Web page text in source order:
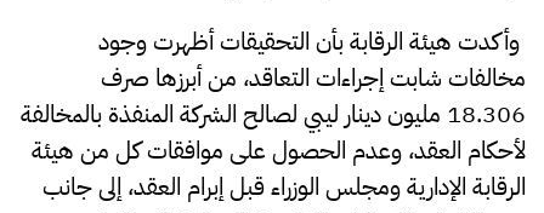
وأكدت هيئة الرقابة بأن التحقيقات أظهرت وجود
مخالفات شابت إجراءات التعاقد، من أبرزها صرف
18.306 مليون دينار ليبي لصالح الشركة المنفذة بالمخالفة
لأحكام العقد، وعدم الحصول على موافقات كل من هيئة
الرقابة الإدارية ومجلس الوزراء قبل إبرام العقد، إلى جانب